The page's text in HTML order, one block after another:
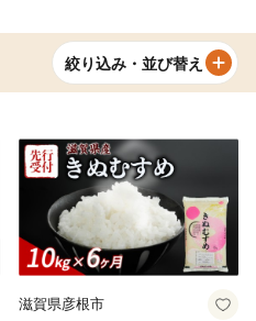
絞り込み・並び替え
滋賀県彦根市